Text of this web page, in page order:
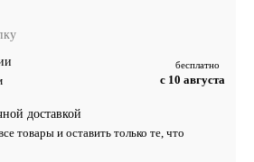
бесплатно
с 10 августа
доставкой
товары и оставить только те, что